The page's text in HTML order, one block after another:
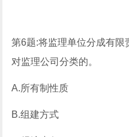
第6题:将监理单位分成有
对监理公司分类的。
A.所有制性质
B.组建方式